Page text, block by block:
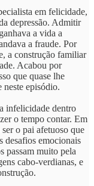
em felicidade,
depressão. Admitir
a vida a
a fraude. Por
a construção familiar
Acabou por
que quase lhe
neste episódio.
infelicidade dentro
o tempo contar. Em
o pai afetuoso que
desafios emocionais
passam muito pela
cabo-verdianas, e